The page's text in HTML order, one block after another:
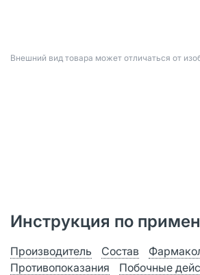
Bнешний вид товара может отличаться от
Инструкция по
Производитель Состав
Противопоказания
Побочные